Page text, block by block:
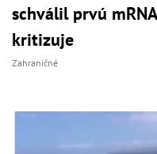
schválil prvú
kritizuje
Zahraničné